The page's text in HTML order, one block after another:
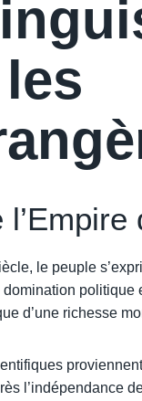
le peuple
politique
d’une richesse
l’indépendance